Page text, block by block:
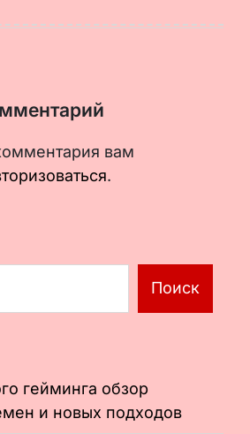
вам
.
Поиск
гейминга обзор
и новых подходов